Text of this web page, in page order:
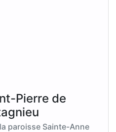
Pierre de
paroisse Sainte-Anne